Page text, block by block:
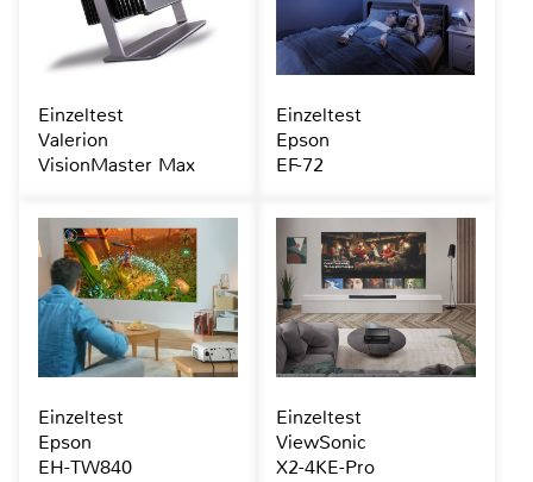
Einzeltest
Valerion
VisionMaster Max
Einzeltest
Epson
EF-72
Einzeltest
Epson
EH-TW840
Einzeltest
ViewSonic
X2-4KE-Pro